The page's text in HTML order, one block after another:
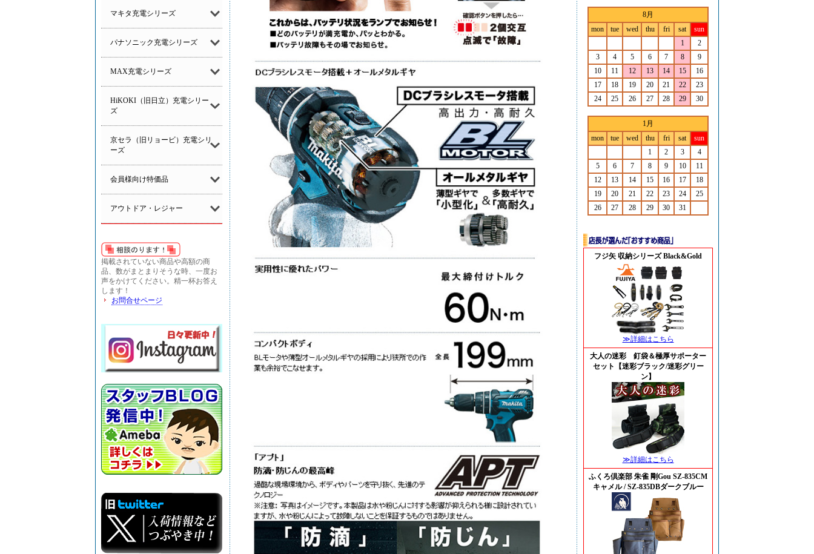
マキタ充電シリーズ
パナソニック充電シリーズ
MAX充電シリーズ
HiKOKI（旧日立）充電シリー
ズ
京セラ（旧リョービ）充電シリ
ーズ
会員様向け特価品
アウトドア・レジャー
掲載されていない商品や高額の商
品、数がまとまりそうな時、一度お
声をかけてください。精一杯お答え
します！
お問合せページ
8月
mon
tue wed thu fri sat
sun
1
2
3
4 5 6 7 8
9
10
11 12 13 14 15
16
17
18 19 20 21 22
23
24
25 26 27 28 29 30
1月
mon
tue wed thu fri sat
sun
1
2 3
4
5
6 7 8 9 10
11
12
13 14 15 16 17
18
19
20 21 22 23 24
25
26
27 28 29 30 31
フジ矢 収納シリーズ Black&Gold
≫詳細はこちら
大人の迷彩 釘袋＆極厚サポーター
セット【迷彩ブラック/迷彩グリー
ン】
≫詳細はこちら
ふくろ倶楽部 朱雀 剛Gou SZ-835CM
キャメル / SZ-835DBダークブルー